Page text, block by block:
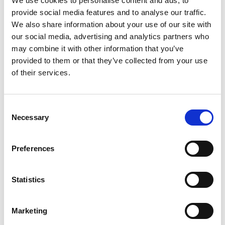
provide social media features and to analyse our traffic.
We also share information about your use of our site with
our social media, advertising and analytics partners who
may combine it with other information that you’ve
provided to them or that they’ve collected from your use
of their services.
Necessary
Preferences
Statistics
Marketing
Klokobling Type A - Indvendig BSPP
gevind - inkl. pakning af nitrilgummi -
1/2" 2302826